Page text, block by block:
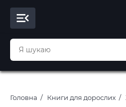
Головна Книги для дорослих